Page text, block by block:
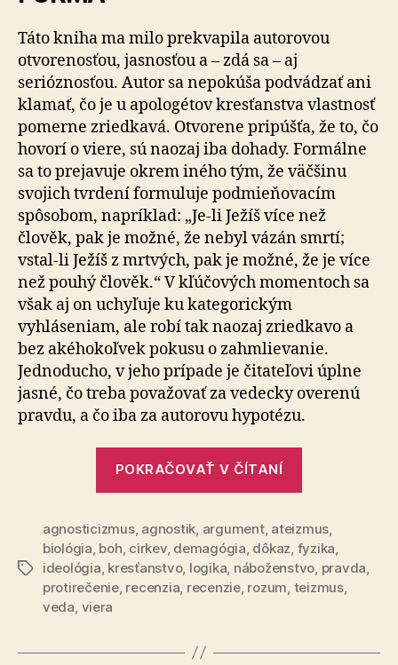
Táto kniha ma milo prekvapila autorovou
otvorenosťou, jasnosťou a – zdá sa – aj
serióznosťou. Autor sa nepokúša podvádzať ani
klamať, čo je u apologétov kresťanstva vlastnosť
pomerne zriedkavá. Otvorene pripúšťa, že to, čo
hovorí o viere, sú naozaj iba dohady. Formálne
sa to prejavuje okrem iného tým, že väčšinu
svojich tvrdení formuluje podmieňovacím
spôsobom, napríklad: „Je-li Ježíš více než
člověk, pak je možné, že nebyl vázán smrtí;
vstal-li Ježíš z mrtvých, pak je možné, že je více
než pouhý člověk.“ V kľúčových momentoch sa
však aj on uchyľuje ku kategorickým
vyhláseniam, ale robí tak naozaj zriedkavo a
bez akéhokoľvek pokusu o zahmlievanie.
Jednoducho, v jeho prípade je čitateľovi úplne
jasné, čo treba považovať za vedecky overenú
pravdu, a čo iba za autorovu hypotézu.
POKRAČOVAŤ V ČÍTANÍ
a
teologie“
Značky
agnosticizmus, agnostik argument, ateizmus
biológia boh cirkev, demagógia dôkaz fyzika
ideológia kresťanstvo, logika náboženstvo pravda
protirečenie, recenzia recenzie, rozum teizmus,
veda viera